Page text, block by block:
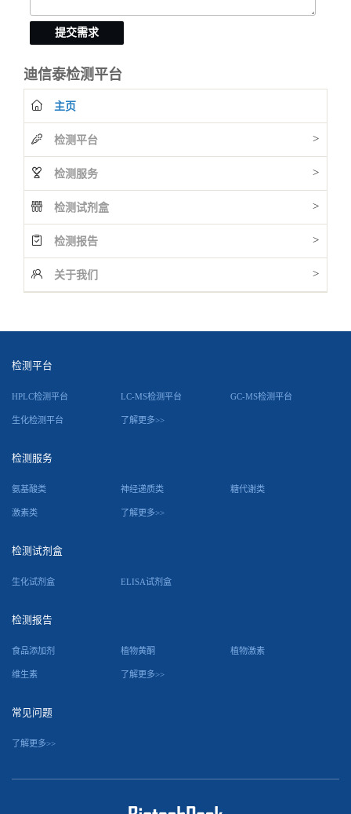
迪信泰检测平台
主页
检测平台 >
检测服务 >
检测试剂盒 >
检测报告 >
关于我们 >
提交需求
检测平台
HPLC检测平台 LC-MS检测平台 GC-MS检测平台
生化检测平台 了解更多>>
检测服务
氨基酸类 神经递质类 糖代谢类
激素类 了解更多>>
检测试剂盒
生化试剂盒 ELISA试剂盒
检测报告
食品添加剂 植物黄酮 植物激素
维生素 了解更多>>
常见问题
了解更多>>